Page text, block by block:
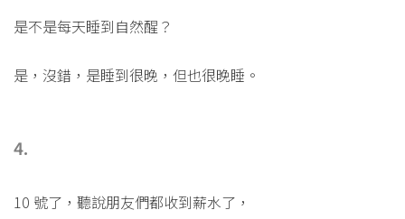
是不是每天睡到自然醒？
是，沒錯，是睡到很晚，但也很晚睡。
4.
10 號了，聽說朋友們都收到薪水了，